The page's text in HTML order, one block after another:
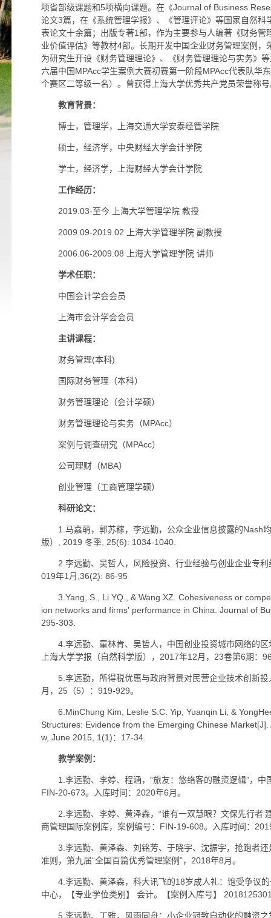
项省部级课题和5项横向课题。在《Journal of Business
论文3篇，在《系统管理学报》、《管理评论》等国家自然科
表论文十余篇；出版专著1部，作为主要参与人编著《财务管
业价值评估》等教材4部。长期开发中国企业财务管理案例，
为研究生开设《财务管理理论》、《财务管理理论与实务》
六届中国MPAcc学生案例大赛初赛第一阶段MPAcc代表队华
个赛区二等级一名）。曾获得上海大学优秀共产党员荣誉称
教育背景：
博士，管理学，上海交通大学安泰经管学院
硕士，经济学，中央财经大学会计学院
学士，经济学，上海财经大学会计学院
工作经历：
2019.03-至今 上海大学管理学院 教授
2009.09-2019.02 上海大学管理学院 副教授
2006.06-2009.08 上海大学管理学院 讲师
学术任职：
中国会计学会会员
上海市会计学会会员
主讲课程：
财务管理(本科)
国际财务管理（本科）
财务管理理论（会计学硕）
财务管理理论与实务（MPAcc）
案例与调查研究（MPAcc）
公司理财（MBA）
创业管理（工商管理学硕）
科研论文：
1.马嘉萌，郭苏稼，李远勤，公众企业信息披露的Nash
版）, 2019 冬季, 25(6): 1034-1040.
2.李远勤、吴哲人，风险投资、行业经验与创业企业专
019年1月,36(2): 86-95
3.Yang, S., Li YQ., & Wang XZ. Cohesiveness or
ion networks and firms' performance in China. Journal of
295-303.
4.李远勤、童林肯、吴哲人，中国创业投资城市网络的
上海大学学报（自然科学版），2017年12月，23卷第6期：
5.李远勤，所得税优惠与政府背景对民营企业技术创新
月，25（5）：919-929。
6.MinChung Kim, Leslie S.C. Yip, Yuanqin Li, &
Structures: Evidence from the Emerging Chinese
w, June 2015, 1(1)：17-34.
教学案例：
1.李远勤、李婷、程涵，“旅友：悠络客的融资逻辑”，
FIN-20-673。入库时间：2020年6月。
2.李远勤、李婷、黄泽森，“谁有一双慧眼？文保先行者‘
商管理国际案例库，案例编号：FIN-19-608。入库时间：
3.李远勤、黄泽森、刘铭芳、于晓宇、沈振宇，抢跑者
准则，第九届“全国百篇优秀管理案例”，2018年8月。
4.李远勤、黄泽森，科大讯飞的18岁成人礼：饱受争议
中心，【专业学位类别】 会计。【案例入库号】
5.李远勤、丁雅，风雨同舟：小企业冠致自动化的融资